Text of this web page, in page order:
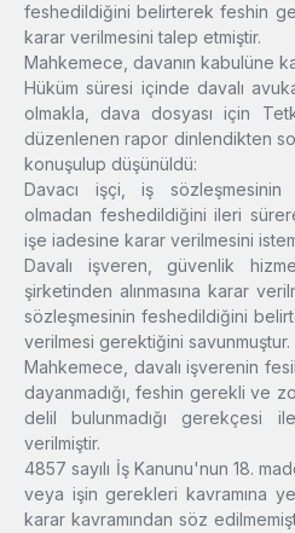
feshedildiğini belirterek feshin
karar verilmesini talep etmiştir.
Mahkemece, davanın kabulüne
Hüküm süresi içinde davalı
olmakla, dava dosyası için
düzenlenen rapor dinlendikten
konuşulup düşünüldü:
Davacı işçi, iş
olmadan feshedildiğini ileri
işe iadesine karar verilmesini
Davalı işveren, güvenlik
şirketinden alınmasına karar
sözleşmesinin feshedildiğini
verilmesi gerektiğini savunmuştur.
Mahkemece, davalı işverenin
dayanmadığı, feshin gerekli ve
delil bulunmadığı gerekçesi
verilmiştir.
4857 sayılı İş Kanunu'nun 18.
veya işin gerekleri kavramına
karar kavramından söz